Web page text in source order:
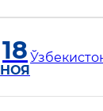
18
НОЯ